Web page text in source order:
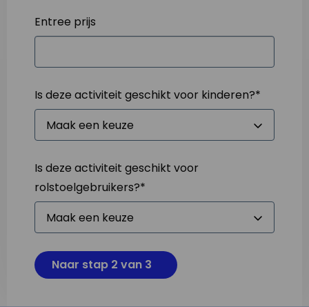
Entree prijs
Is deze activiteit geschikt voor kinderen?*
Is deze activiteit geschikt voor
rolstoelgebruikers?*